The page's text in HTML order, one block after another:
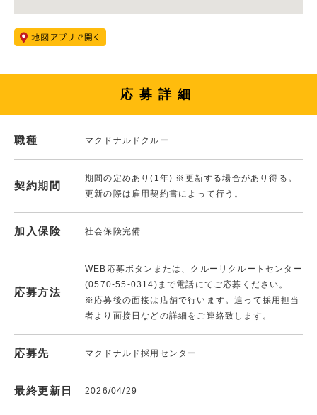
応募詳細
職種 マクドナルドクルー
契約期間
期間の定めあり(1年) ※更新する場合があり得る。
更新の際は雇用契約書によって行う。
加入保険 社会保険完備
応募方法
WEB応募ボタンまたは、クルーリクルートセンター
(0570-55-0314)まで電話にてご応募ください。
※応募後の面接は店舗で行います。追って採用担当
者より面接日などの詳細をご連絡致します。
応募先 マクドナルド採用センター
最終更新日 2026/04/29